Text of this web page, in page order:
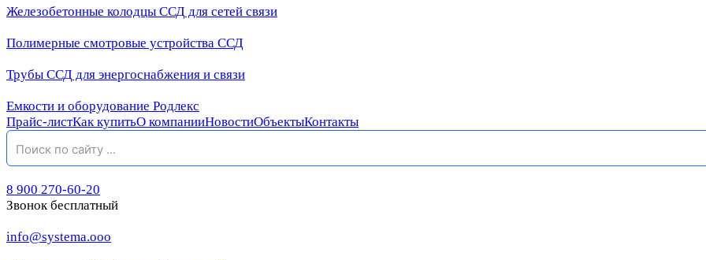
Железобетонные колодцы ССД для сетей связи
Полимерные смотровые устройства ССД
Трубы ССД для энергоснабжения и связи
Емкости и оборудование Родлекс
Прайс-листКак купитьО компанииНовостиОбъектыКонтакты
8 900 270-60-20
Звонок бесплатный
info@systema.ooo